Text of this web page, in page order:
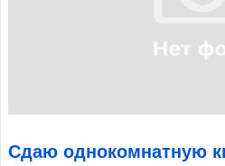
Сдаю однокомнатную